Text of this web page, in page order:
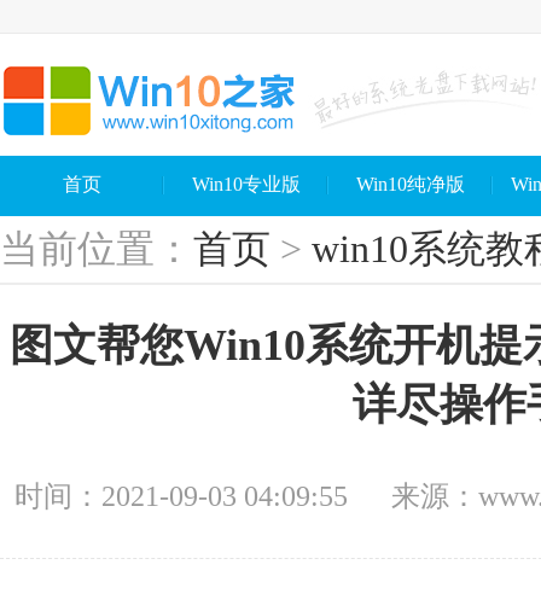
首页 Win10专业版 Win10纯净版
当前位置： 首页 > win10系统教
图文帮您Win10系统开机
详尽操作
时间：2021-09-03 04:09:55 来源：